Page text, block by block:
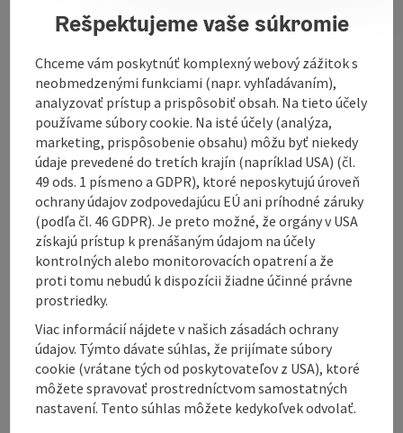
risk of collapse and rebuilt in the 19th century. The
church is dedicated to St Romanus, who, according to
tradition, was a Roman soldier and martyr. In addition
to a neo-Gothic high altar from 1885, there are two
side altars in the parish church. The upper part of the
left ...
Display complete description
Contact
Arrival
Suitability
Rešpektujeme vaše súkromie
Chceme vám poskytnúť komplexný webový zážitok s
neobmedzenými funkciami (napr. vyhľadávaním),
analyzovať prístup a prispôsobiť obsah. Na tieto účely
používame súbory cookie. Na isté účely (analýza,
marketing, prispôsobenie obsahu) môžu byť niekedy
údaje prevedené do tretích krajín (napríklad USA) (čl.
49 ods. 1 písmeno a GDPR), ktoré neposkytujú úroveň
ochrany údajov zodpovedajúcu EÚ ani príhodné záruky
(podľa čl. 46 GDPR). Je preto možné, že orgány v USA
získajú prístup k prenášaným údajom na účely
kontrolných alebo monitorovacích opatrení a že
proti tomu nebudú k dispozícii žiadne účinné právne
prostriedky.
Viac informácií nájdete v našich zásadách ochrany
údajov. Týmto dávate súhlas, že prijímate súbory
cookie (vrátane tých od poskytovateľov z USA), ktoré
môžete spravovať prostredníctvom samostatných
nastavení. Tento súhlas môžete kedykoľvek odvolať.